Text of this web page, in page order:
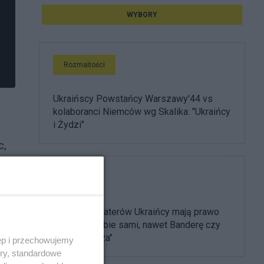
WYBORY
Rozmaitości
Ukraińscy Powstańcy Warszawy'44 vs
kolaboranci Niemców wg Skalika: "Ukraińcy
i Żydzi"
"Swoich bohaterów Ukraińcy mają prawo
wybierać sobie sami, nawet Banderę czy
Szuchewycza"
i przechowujemy
standardowe